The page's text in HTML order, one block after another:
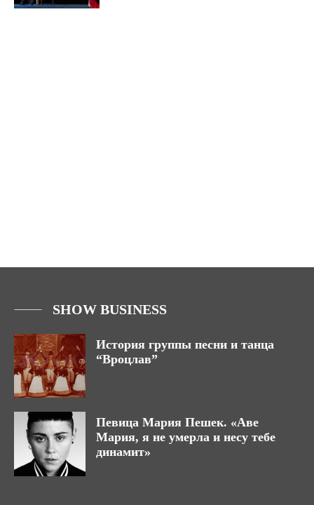
SHOW BUSINESS
История группы песни и танца
“Вроцлав”
Певица Мария Пешек. «Аве
Мария, я не умерла и несу тебе
динамит»